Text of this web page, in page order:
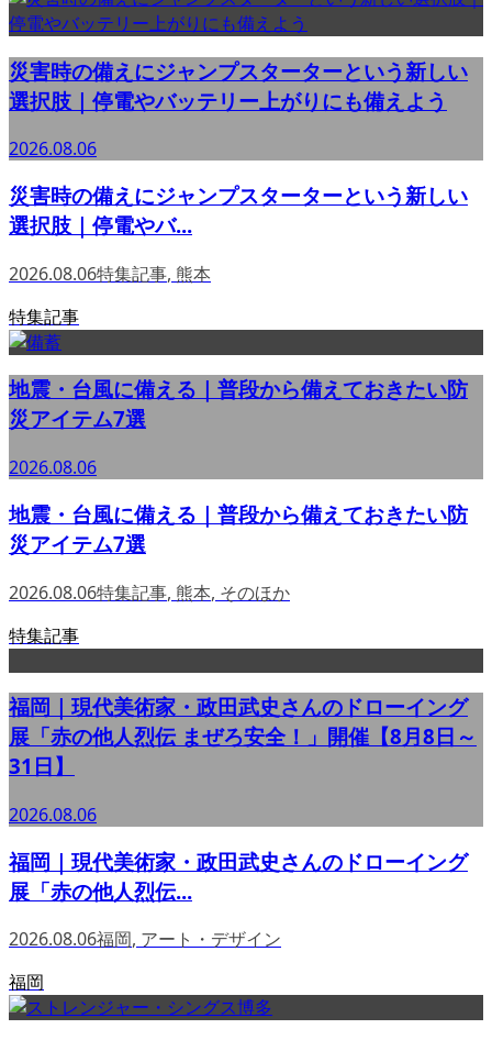
災害時の備えにジャンプスターターという新しい
選択肢｜停電やバッテリー上がりにも備えよう
2026.08.06
災害時の備えにジャンプスターターという新しい
選択肢｜停電やバ...
2026.08.06特集記事, 熊本
特集記事
地震・台風に備える｜普段から備えておきたい防
災アイテム7選
2026.08.06
地震・台風に備える｜普段から備えておきたい防
災アイテム7選
2026.08.06特集記事, 熊本, そのほか
特集記事
福岡｜現代美術家・政田武史さんのドローイング
展「赤の他人烈伝 まぜろ安全！」開催【8月8日～
31日】
2026.08.06
福岡｜現代美術家・政田武史さんのドローイング
展「赤の他人烈伝...
2026.08.06福岡, アート・デザイン
福岡